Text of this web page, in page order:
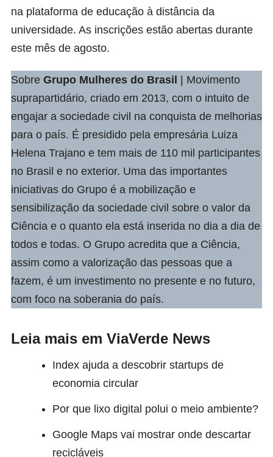
na plataforma de educação à distância da
universidade. As inscrições estão abertas durante
este mês de agosto.
Sobre Grupo Mulheres do Brasil | Movimento
suprapartidário, criado em 2013, com o intuito de
engajar a sociedade civil na conquista de melhorias
para o país. É presidido pela empresária Luiza
Helena Trajano e tem mais de 110 mil participantes
no Brasil e no exterior. Uma das importantes
iniciativas do Grupo é a mobilização e
sensibilização da sociedade civil sobre o valor da
Ciência e o quanto ela está inserida no dia a dia de
todos e todas. O Grupo acredita que a Ciência,
assim como a valorização das pessoas que a
fazem, é um investimento no presente e no futuro,
com foco na soberania do país.
Leia mais em ViaVerde News
Index ajuda a descobrir startups de
economia circular
Por que lixo digital polui o meio ambiente?
Google Maps vai mostrar onde descartar
recicláveis